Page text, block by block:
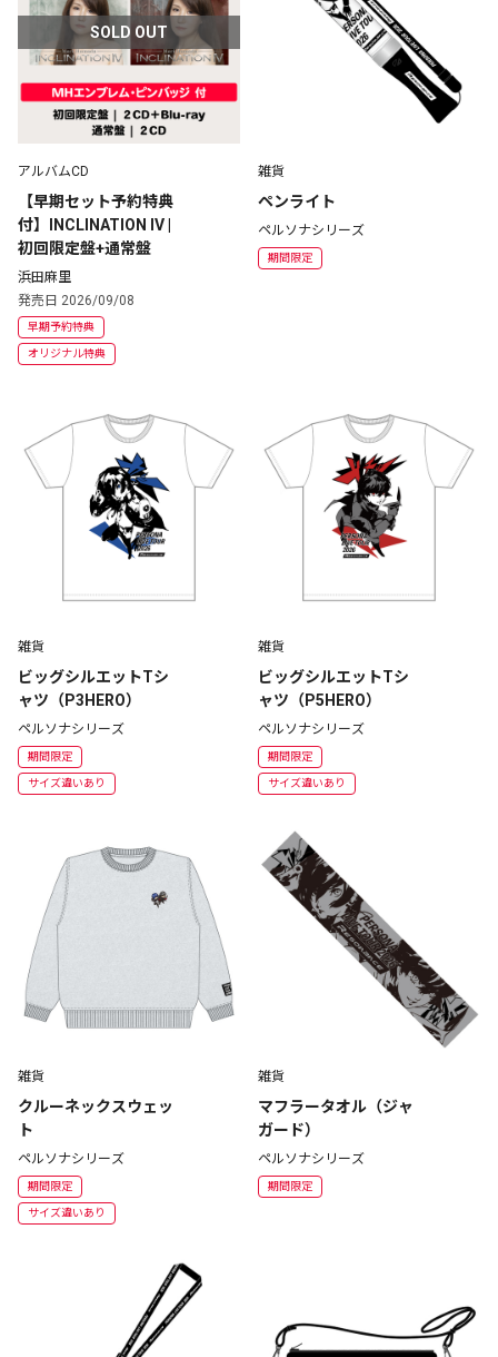
SOLD OUT
アルバムCD
【早期セット予約特典
付】INCLINATION IV |
初回限定盤+通常盤
浜田麻里
発売日 2026/09/08
早期予約特典
オリジナル特典
雑貨
ペンライト
ペルソナシリーズ
期間限定
雑貨
ビッグシルエットTシ
ャツ（P3HERO）
ペルソナシリーズ
期間限定
サイズ違いあり
雑貨
ビッグシルエットTシ
ャツ（P5HERO）
ペルソナシリーズ
期間限定
サイズ違いあり
雑貨
クルーネックスウェッ
ト
ペルソナシリーズ
期間限定
サイズ違いあり
雑貨
マフラータオル（ジャ
ガード）
ペルソナシリーズ
期間限定